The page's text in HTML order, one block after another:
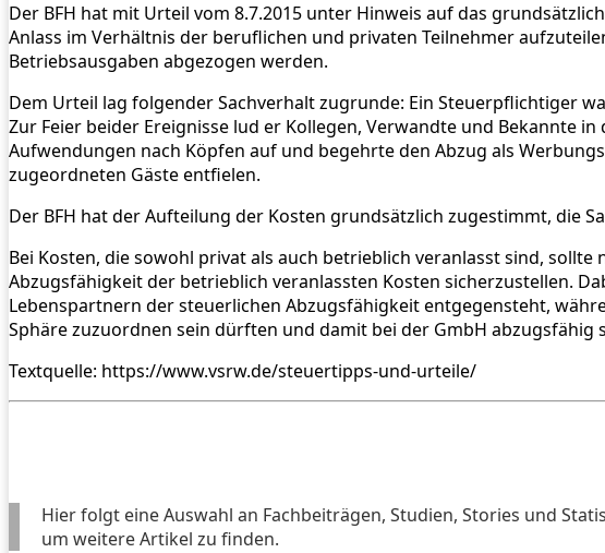
Der BFH hat mit Urteil vom 8.7.2015 unter Hinweis auf das
Anlass im Verhältnis der beruflichen und privaten Teilnehmer
Betriebsausgaben abgezogen werden.
Dem Urteil lag folgender Sachverhalt zugrunde: Ein Steuerpflichtiger
Zur Feier beider Ereignisse lud er Kollegen, Verwandte und Bekannte
Aufwendungen nach Köpfen auf und begehrte den Abzug als
zugeordneten Gäste entfielen.
Der BFH hat der Aufteilung der Kosten grundsätzlich zugestimmt, die
Bei Kosten, die sowohl privat als auch betrieblich veranlasst sind,
Abzugsfähigkeit der betrieblich veranlassten Kosten sicherzustellen.
Lebenspartnern der steuerlichen Abzugsfähigkeit entgegensteht,
Sphäre zuzuordnen sein dürften und damit bei der GmbH abzugsfähig
Textquelle: https://www.vsrw.de/steuertipps-und-urteile/
Hier folgt eine Auswahl an Fachbeiträgen, Studien, Stories und
um weitere Artikel zu finden.